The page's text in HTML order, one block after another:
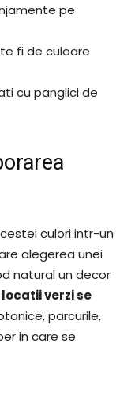
pe
fi de culoare
cu panglici de
culori intr-un
alegerea unei
natural un decor
verzi se
parcurile,
in care se